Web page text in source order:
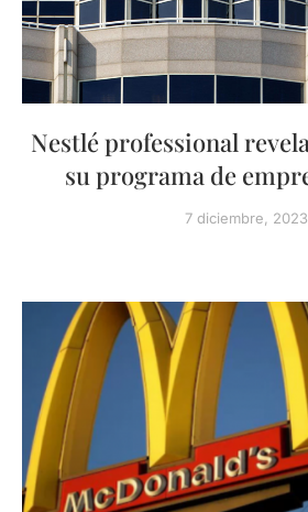
Nestlé professional
su programa de
7 diciembre, 2023